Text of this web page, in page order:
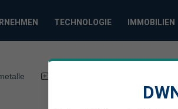
TECHNOLOGIE IMMOBILIEN